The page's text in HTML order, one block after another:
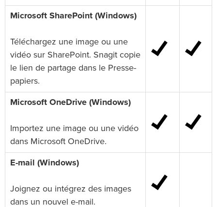
Microsoft SharePoint (Windows)
Téléchargez une image ou une
vidéo sur SharePoint. Snagit copie
le lien de partage dans le Presse-
papiers.
Microsoft OneDrive (Windows)
Importez une image ou une vidéo
dans Microsoft OneDrive.
E-mail (Windows)
Joignez ou intégrez des images
dans un nouvel e-mail.